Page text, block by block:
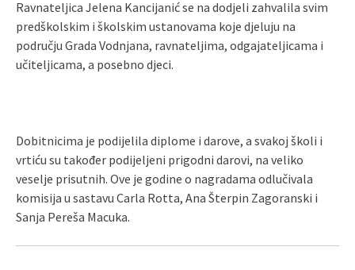
Ravnateljica Jelena Kancijanić se na dodjeli zahvalila svim
predškolskim i školskim ustanovama koje djeluju na
području Grada Vodnjana, ravnateljima, odgajateljicama i
učiteljicama, a posebno djeci.
Dobitnicima je podijelila diplome i darove, a svakoj školi i
vrtiću su također podijeljeni prigodni darovi, na veliko
veselje prisutnih. Ove je godine o nagradama odlučivala
komisija u sastavu Carla Rotta, Ana Šterpin Zagoranski i
Sanja Pereša Macuka.